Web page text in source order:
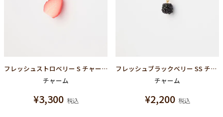
フレッシュストロベリー S チャーム
チャーム
¥3,300 税込
フレッシュブラックベリー SS チャーム
チャーム
¥2,200 税込